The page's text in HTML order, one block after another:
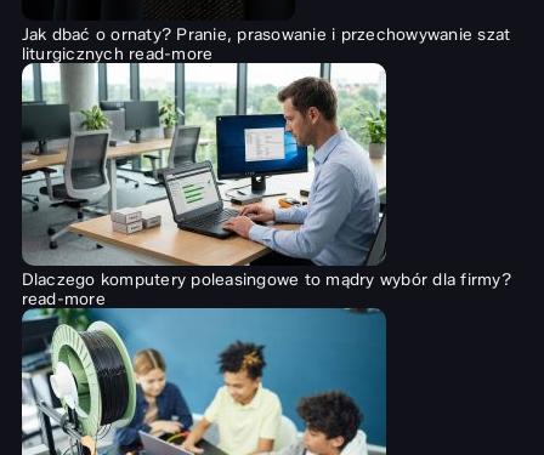
Jak dbać o ornaty? Pranie, prasowanie i przechowywanie szat
liturgicznych read-more
Dlaczego komputery poleasingowe to mądry wybór dla firmy?
read-more